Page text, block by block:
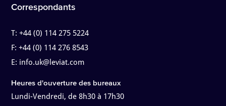
Correspondants
T:+44 (0) 114 275 5224
F:+44 (0) 114 276 8543
E: info.uk@leviat.com
Heures d'ouverture des bureaux
Lundi-Vendredi, de 8h30 à 17h30